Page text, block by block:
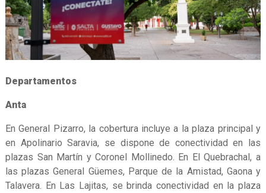
Departamentos
Anta
En General Pizarro, la cobertura incluye a la plaza principal y
en Apolinario Saravia, se dispone de conectividad en las
plazas San Martín y Coronel Mollinedo. En El Quebrachal, a
las plazas General Güemes, Parque de la Amistad, Gaona y
Talavera. En Las Lajitas, se brinda conectividad en la plaza